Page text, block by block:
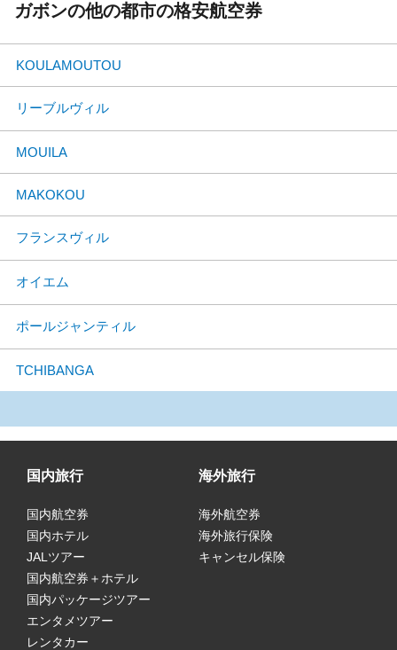
ガボンの他の都市の格安航空券
KOULAMOUTOU
リーブルヴィル
MOUILA
MAKOKOU
フランスヴィル
オイエム
ポールジャンティル
TCHIBANGA
国内旅行
国内航空券
国内ホテル
JALツアー
国内航空券＋ホテル
国内パッケージツアー
エンタメツアー
レンタカー
海外旅行
海外航空券
海外旅行保険
キャンセル保険